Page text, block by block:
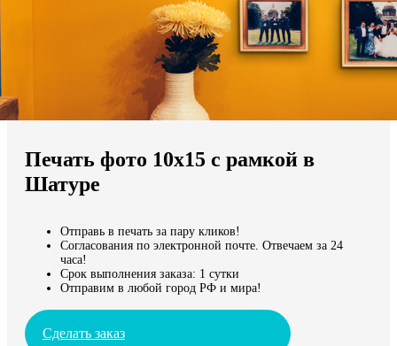
Мы доставляем по всему миру
Продолжить без города
Печать фото 10х15 с рамкой в
Шатуре
Отправь в печать за пару кликов!
Согласования по электронной почте. Отвечаем за 24
часа!
Срок выполнения заказа: 1 сутки
Отправим в любой город РФ и мира!
Сделать заказ